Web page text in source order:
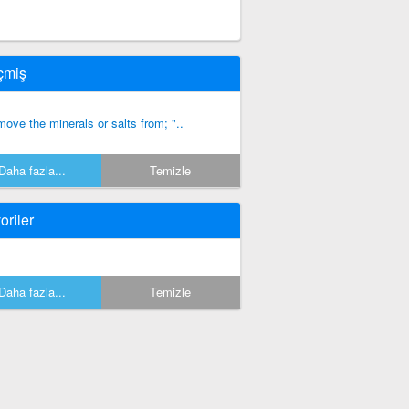
the minerals or salts from; "..
Daha fazla... Temizle
Daha fazla... Temizle